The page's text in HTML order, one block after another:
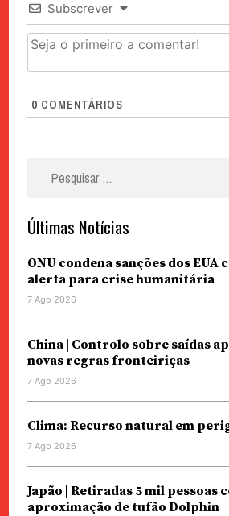
Subscrever
0 COMENTÁRIOS
Últimas Notícias
ONU condena sanções dos EUA
alerta para crise humanitária
7 Ago 2026
China | Controlo sobre saídas
novas regras fronteiriças
7 Ago 2026
Clima: Recurso natural em
7 Ago 2026
Japão | Retiradas 5 mil pessoas
aproximação de tufão Dolphin